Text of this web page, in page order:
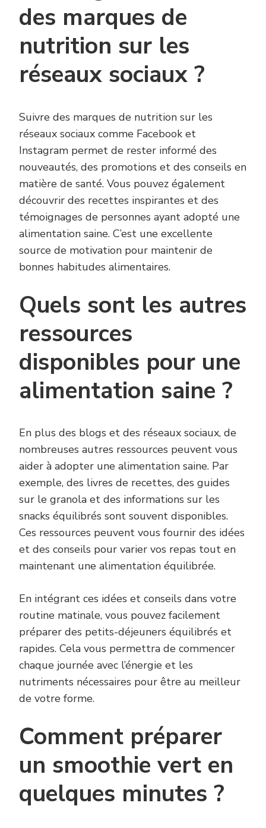
des marques de
nutrition sur les
réseaux sociaux ?
Suivre des marques de nutrition sur les
réseaux sociaux comme Facebook et
Instagram permet de rester informé des
nouveautés, des promotions et des conseils en
matière de santé. Vous pouvez également
découvrir des recettes inspirantes et des
témoignages de personnes ayant adopté une
alimentation saine. C’est une excellente
source de motivation pour maintenir de
bonnes habitudes alimentaires.
Quels sont les autres
ressources
disponibles pour une
alimentation saine ?
En plus des blogs et des réseaux sociaux, de
nombreuses autres ressources peuvent vous
aider à adopter une alimentation saine. Par
exemple, des livres de recettes, des guides
sur le granola et des informations sur les
snacks équilibrés sont souvent disponibles.
Ces ressources peuvent vous fournir des idées
et des conseils pour varier vos repas tout en
maintenant une alimentation équilibrée.
En intégrant ces idées et conseils dans votre
routine matinale, vous pouvez facilement
préparer des petits-déjeuners équilibrés et
rapides. Cela vous permettra de commencer
chaque journée avec l’énergie et les
nutriments nécessaires pour être au meilleur
de votre forme.
Comment préparer
un smoothie vert en
quelques minutes ?